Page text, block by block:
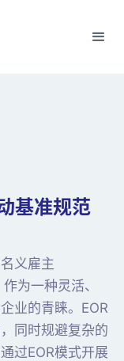
基准规范
义雇主
为一种灵活、
业的青睐。EOR
同时规避复杂的
过EOR模式开展